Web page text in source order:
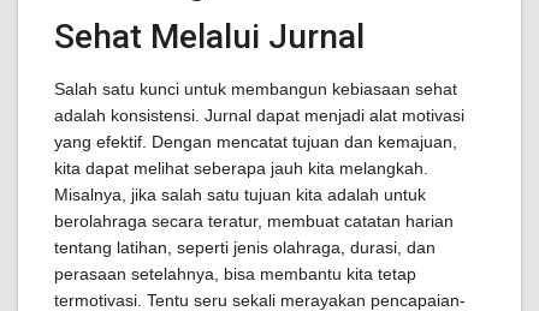
Sehat Melalui Jurnal
Salah satu kunci untuk membangun kebiasaan sehat
adalah konsistensi. Jurnal dapat menjadi alat motivasi
yang efektif. Dengan mencatat tujuan dan kemajuan,
kita dapat melihat seberapa jauh kita melangkah.
Misalnya, jika salah satu tujuan kita adalah untuk
berolahraga secara teratur, membuat catatan harian
tentang latihan, seperti jenis olahraga, durasi, dan
perasaan setelahnya, bisa membantu kita tetap
termotivasi. Tentu seru sekali merayakan pencapaian-